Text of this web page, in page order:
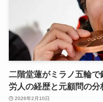
二階堂蓮がミラノ五輪
労人の経歴と元顧問の分
2026年2月10日